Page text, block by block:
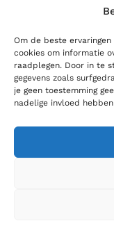
Om de beste
cookies om informatie
raadplegen. Door in te
gegevens zoals
je geen toestemming
nadelige invloed
Garantie &
Algemene
Privacy Policy
Informatie